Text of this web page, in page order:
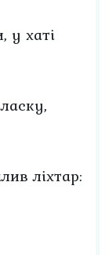
у хаті
ліхтар: